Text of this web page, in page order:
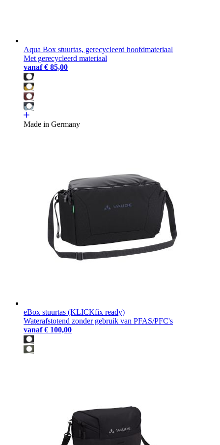
Aqua Box stuurtas, gerecycleerd hoofdmateriaal
Met gerecycleerd materiaal
vanaf € 85,00
Made in Germany
eBox stuurtas (KLICKfix ready)
Waterafstotend zonder gebruik van PFAS/PFC's
vanaf € 100,00